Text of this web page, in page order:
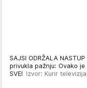
SAJSI ODRŽALA
privukla pažnju: Ovako je
SVE! Izvor: Kurir televizija